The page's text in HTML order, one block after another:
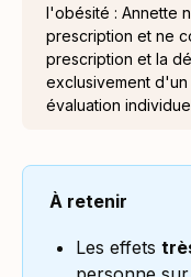
l'obésité : Annette
prescription et ne
prescription et la
exclusivement
évaluation
À retenir
Les effets